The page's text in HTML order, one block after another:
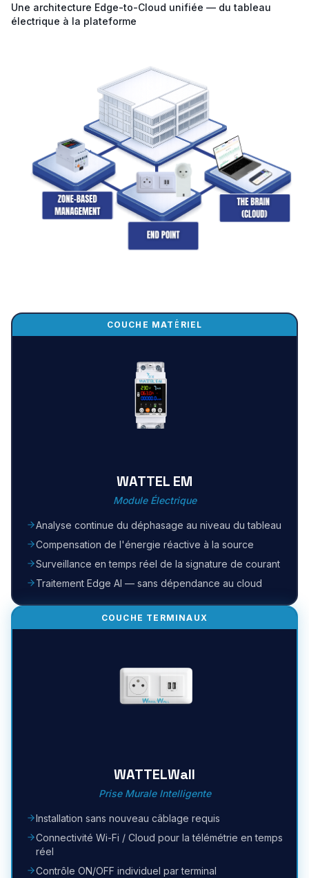
Une architecture Edge-to-Cloud unifiée — du tableau
électrique à la plateforme
COUCHE MATÉRIEL
WATTEL EM
Module Électrique
Analyse continue du déphasage au niveau du tableau
Compensation de l'énergie réactive à la source
Surveillance en temps réel de la signature de courant
Traitement Edge AI — sans dépendance au cloud
COUCHE TERMINAUX
WATTELWall
Prise Murale Intelligente
Installation sans nouveau câblage requis
Connectivité Wi-Fi / Cloud pour la télémétrie en temps
réel
Contrôle ON/OFF individuel par terminal